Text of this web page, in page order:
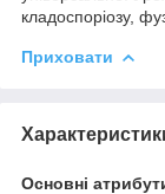
кладоспоріозу,
Приховати
Основні